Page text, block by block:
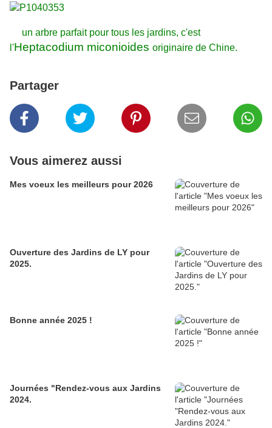
un arbre parfait pour tous les jardins, c'est
l'Heptacodium miconioides originaire de Chine.
Partager
Vous aimerez aussi
Mes voeux les meilleurs pour 2026
Ouverture des Jardins de LY pour
2025.
Bonne année 2025 !
Journées "Rendez-vous aux Jardins
2024.